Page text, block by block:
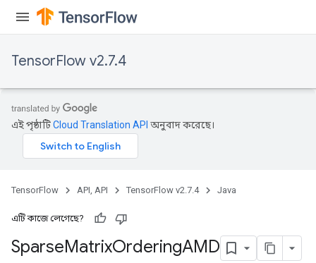
TensorFlow v2.7.4
এই পৃষ্ঠাটিCloud Translation API অনুবাদ করেছে।
TensorFlow API, API TensorFlow v2.7.4 Java
এটি কাজে লেগেছে?
SparseMatrixOrderingAMD